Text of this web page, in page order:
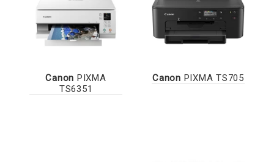
Canon PIXMA
TS6351
Canon PIXMA TS705